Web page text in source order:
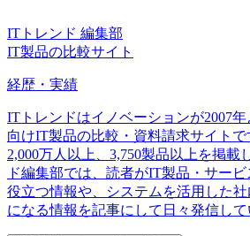
ITトレンド 編集部
IT製品の比較サイト
経歴・実績
ITトレンドはイノベーションが2007
向けIT製品の比較・資料請求サイト
2,000万人以上、3,750製品以上を掲載
ド編集部では、読者がIT製品・サー
役立つ情報や、システムを活用した
になる情報を記事にして日々発信して